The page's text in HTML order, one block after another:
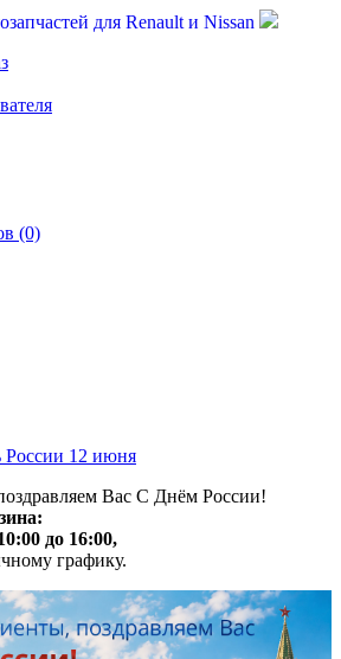
для Renault и Nissan
(0)
России 12 июня
Вас С Днём России!
до 16:00,
графику.